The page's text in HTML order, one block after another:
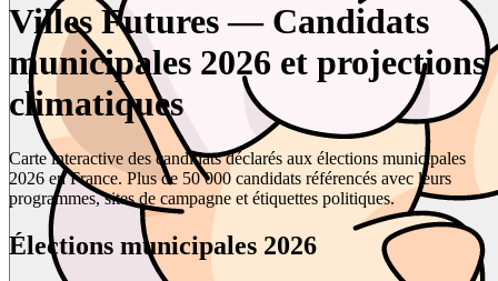
Villes Futures — Candidats
municipales 2026 et projections
climatiques
Carte interactive des candidats déclarés aux élections municipales
2026 en France. Plus de 50 000 candidats référencés avec leurs
programmes, sites de campagne et étiquettes politiques.
Élections municipales 2026